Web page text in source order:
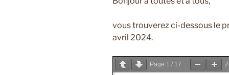
vous trouverez ci-dessous le
avril 2024.
Page 1 / 17